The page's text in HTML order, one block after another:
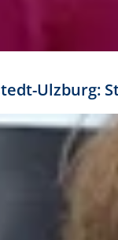
Ulzburg: